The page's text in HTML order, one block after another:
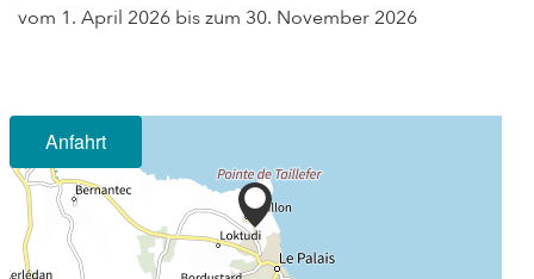
vom 1. April 2026 bis zum 30. November 2026
Anfahrt